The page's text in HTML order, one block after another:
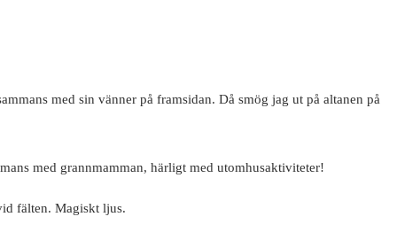
med sin vänner på framsidan. Då smög jag ut på altanen på
med grannmamman, härligt med utomhusaktiviteter!
fälten. Magiskt ljus.